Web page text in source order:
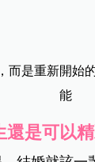
而是重新開始
能
是可以精